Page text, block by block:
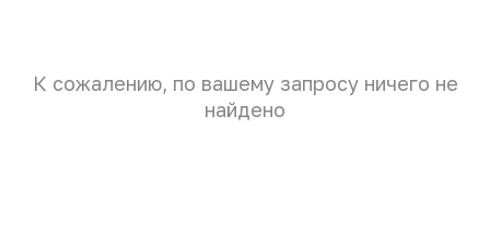
К сожалению, по вашему запросу ничего не
найдено